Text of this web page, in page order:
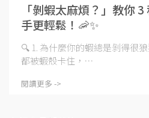
「剝蝦太麻煩？」教你
手更輕鬆！🦐✨
🔍 1. 為什麼你的蝦總是剝得很
都被蝦殼卡住，⋯
閱讀更多 ->